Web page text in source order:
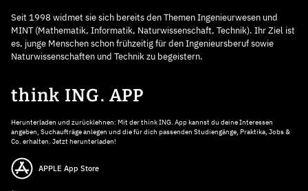
Seit 1998 widmet sie sich bereits den Themen Ingenieurwesen und
MINT (Mathematik, Informatik, Naturwissenschaft, Technik). Ihr Ziel ist
es, junge Menschen schon frühzeitig für den Ingenieursberuf sowie
Naturwissenschaften und Technik zu begeistern.
think ING. APP
Herunterladen und zurücklehnen: Mit der think ING. App kannst du deine Interessen
angeben, Suchaufträge anlegen und die für dich passenden Studiengänge, Praktika, Jobs &
Co. erhalten. Jetzt herunterladen!
APPLE App Store